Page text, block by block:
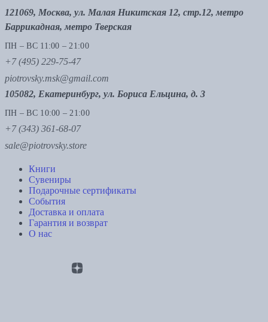
121069, Москва, ул. Малая Никитская 12, стр.12, метро
Баррикадная, метро Тверская
ПН – ВС 11:00 – 21:00
+7 (495) 229-75-47
piotrovsky.msk@gmail.com
105082, Екатеринбург, ул. Бориса Ельцина, д. 3
ПН – ВС 10:00 – 21:00
+7 (343) 361-68-07
sale@piotrovsky.store
Книги
Сувениры
Подарочные сертификаты
События
Доставка и оплата
Гарантия и возврат
О нас